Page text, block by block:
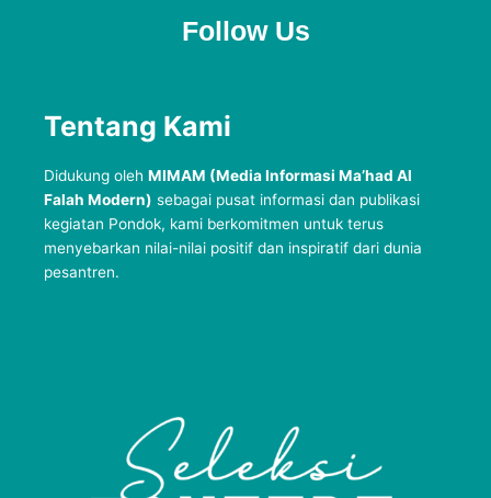
Follow Us
Tentang Kami
Didukung oleh MIMAM (Media Informasi Ma’had Al
Falah Modern) sebagai pusat informasi dan publikasi
kegiatan Pondok, kami berkomitmen untuk terus
menyebarkan nilai-nilai positif dan inspiratif dari dunia
pesantren.